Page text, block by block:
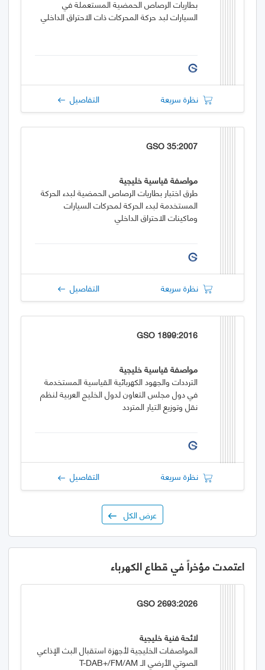
بطاريات الرصاص الحمضية المستعملة في
السيارات لبد حركة المحركات ذات الاحتراق الداخلي
نظرة سريعة التفاصيل
GSO 35:2007
مواصفة قياسية خليجية
طرق اختبار بطاريات الرصاص الحمضية لبدء الحركة
المستخدمة لبدء الحركة لمحركات السيارات
وماكينات الاحتراق الداخلي
نظرة سريعة التفاصيل
GSO 1899:2016
مواصفة قياسية خليجية
الترددات والجهود الكهربائية القياسية المستخدمة
في دول مجلس التعاون لدول الخليج العربية لنظم
نقل وتوزيع التيار المتردد
نظرة سريعة التفاصيل
عرض الكل
اعتمدت مؤخراً في قطاع الكهرباء
GSO 2693:2026
لائحة فنية خليجية
المواصفـات الخليجية لأجهزة استقبال البث الإذاعي
الصوتي الأرضي الـ T-DAB+/FM/AM